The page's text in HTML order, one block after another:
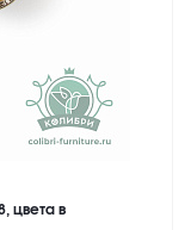
цвета в